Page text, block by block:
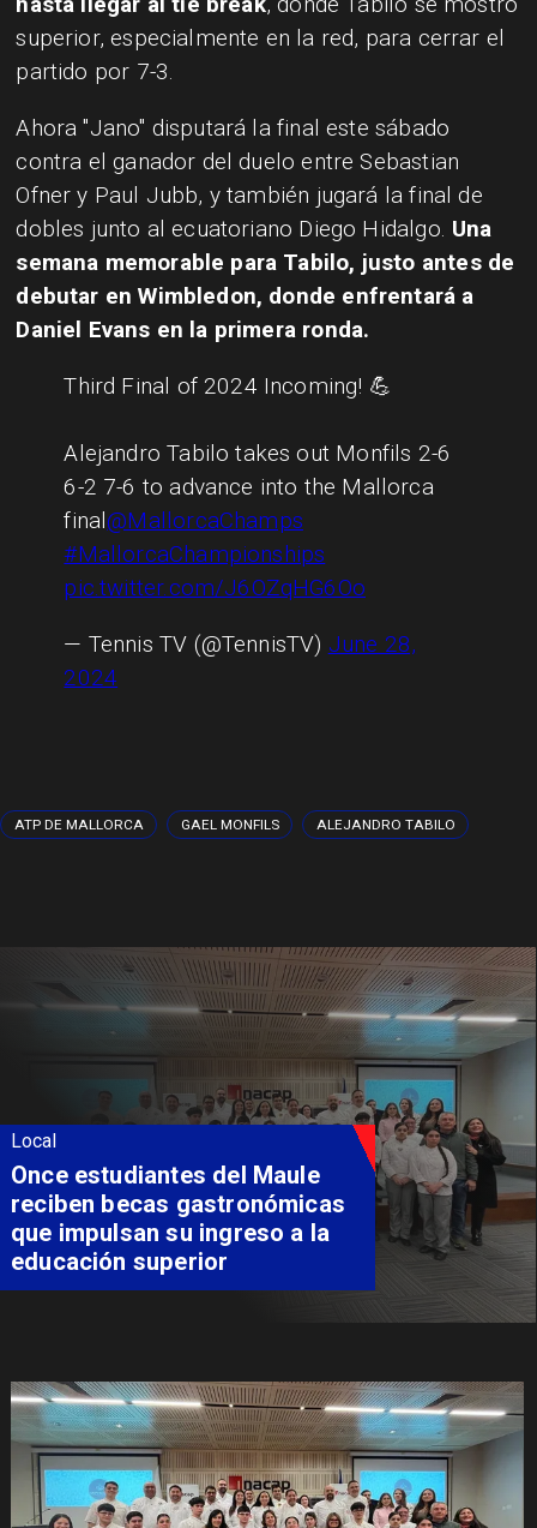
superior, especialmente en la red, para cerrar el
partido por 7-3.
Ahora "Jano" disputará la final este sábado
contra el ganador del duelo entre Sebastian
Ofner y Paul Jubb, y también jugará la final de
dobles junto al ecuatoriano Diego Hidalgo. Una
semana memorable para Tabilo, justo antes de
debutar en Wimbledon, donde enfrentará a
Daniel Evans en la primera ronda.
Third Final of 2024 Incoming! 💪
Alejandro Tabilo takes out Monfils 2-6
6-2 7-6 to advance into the Mallorca
final@MallorcaChamps
#MallorcaChampionships
pic.twitter.com/J6OZqHG6Oo
— Tennis TV (@TennisTV) June 28,
2024
ATP DE MALLORCA GAEL MONFILS ALEJANDRO TABILO
Local
Álvarez-Salamanca lidera la
apuesta regional para
consolidar el Paso Pehuenche
como alternativa a Los
Libertadores